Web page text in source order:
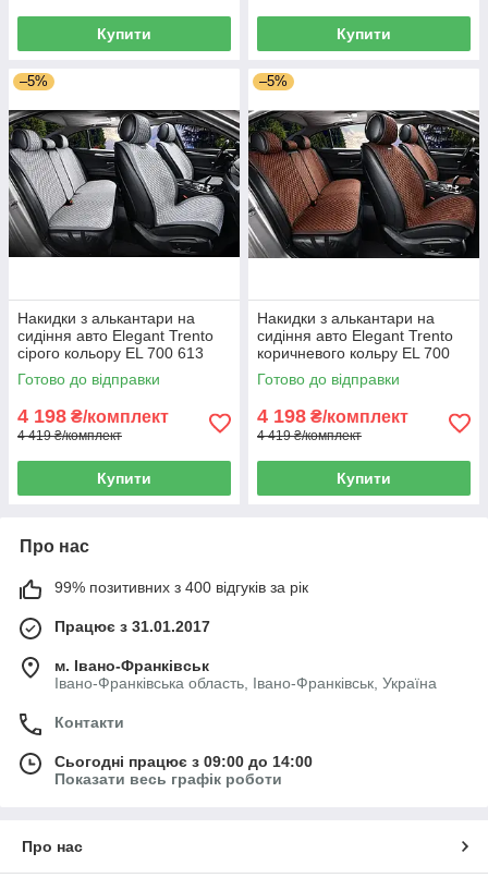
Купити Купити
–5%
Накидки з алькантари на
сидіння авто Elegant Trento
сірого кольору EL 700 613
Готово до відправки
4 198 ₴/комплект
4 419 ₴/комплект
Купити
–5%
Накидки з алькантари на
сидіння авто Elegant Trento
коричневого кольру EL 700
615
Готово до відправки
4 198 ₴/комплект
4 419 ₴/комплект
Купити
Про нас
99% позитивних з 400 відгуків за рік
Працює з 31.01.2017
м. Івано-Франківськ
Івано-Франківська область, Івано-Франківськ, Україна
Контакти
Сьогодні працює з 09:00 до 14:00
Показати весь графік роботи
Про нас